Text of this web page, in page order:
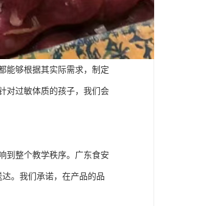
能够根据其实际需求，制定
对过敏体质的孩子，我们会
到整个教学秩序。广东食安
。我们承诺，在产品的品